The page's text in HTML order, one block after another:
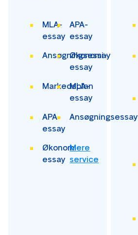
MLA-
essay
APA-
essay
Ansøgningsessay
Økonomi-
essay
Markedsplan
MLA-
essay
APA-
essay
Ansøgningsessay
Økonomi-
essay
Mere
service